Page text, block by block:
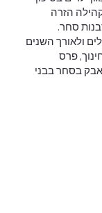
הזרה
סחר.
ולאורך השנים
פרס
בסחר בבני